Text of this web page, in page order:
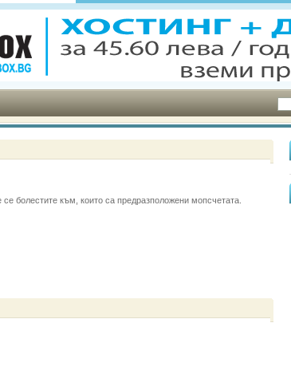
болестите към, които са предразположени мопсчетата.